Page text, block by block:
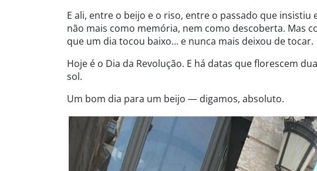
E ali, entre o beijo e o riso, entre o passado que
não mais como memória, nem como descoberta. Mas
que um dia tocou baixo… e nunca mais deixou de tocar.
Hoje é o Dia da Revolução. E há datas que florescem
sol.
Um bom dia para um beijo — digamos, absoluto.